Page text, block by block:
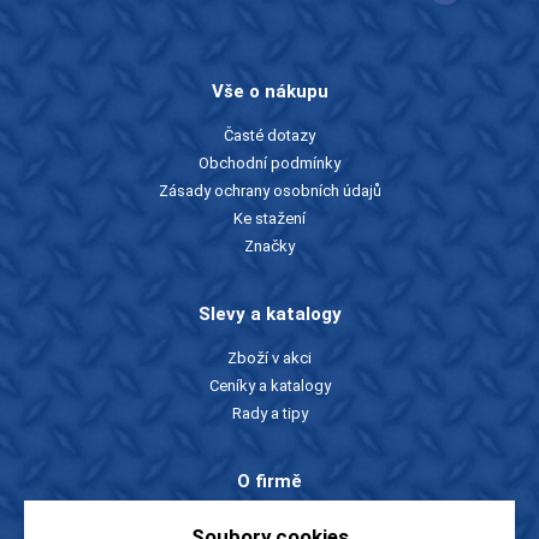
Vše o nákupu
Časté dotazy
Obchodní podmínky
Zásady ochrany osobních údajů
Ke stažení
Značky
Slevy a katalogy
Zboží v akci
Ceníky a katalogy
Rady a tipy
O firmě